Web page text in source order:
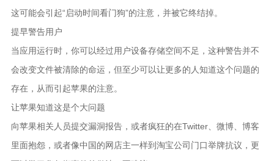
这可能会引起“启动时间看门狗”的注意，并被它终结掉。
提早警告用户
当应用运行时，你可以经过用户设备存储空间不足，这种警告并不
会改变文件被清除的命运，但至少可以让更多的人知道这个问题的
存在，从而引起苹果的注意。
让苹果知道这是个大问题
向苹果相关人员提交漏洞报告，或者疯狂的在Twitter、微博、博客
里面抱怨，或者像中国的网店主一样到淘宝公司门口举牌抗议，更